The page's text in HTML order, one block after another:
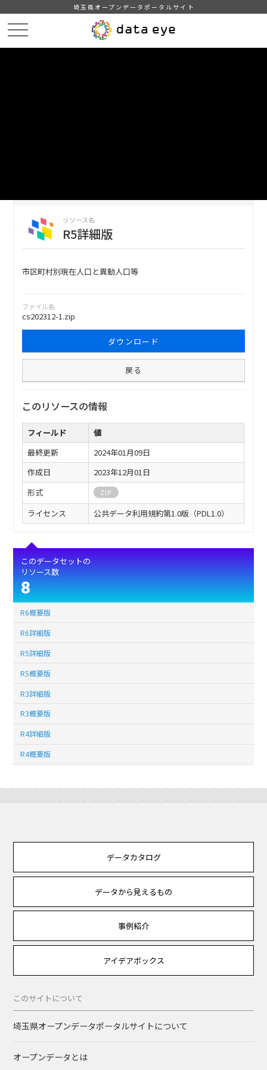
埼玉県オープンデータポータルサイト
リソース名
R5詳細版
市区町村別現在人口と異動人口等
ファイル名
cs202312-1.zip
ダウンロード
戻る
このリソースの情報
フィールド
値
最終更新
2024年01月09日
作成日
2023年12月01日
形式
ZIP
ライセンス 公共データ利用規約第1.0版（PDL1.0）
このデータセットの
リソース数
8
R6概要版
R6詳細版
R5詳細版
R5概要版
R3詳細版
R3概要版
R4詳細版
R4概要版
データカタログ
データから見えるもの
事例紹介
アイデアボックス
このサイトについて
埼玉県オープンデータポータルサイトについて
オープンデータとは